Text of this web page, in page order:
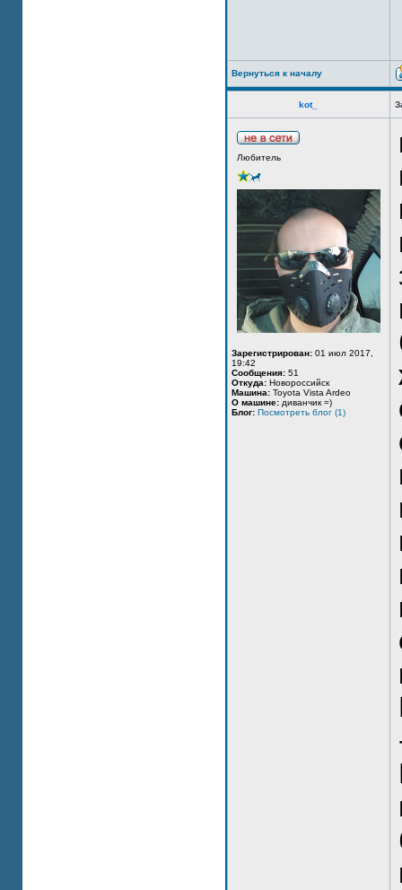
Вернуться к началу
kot_
Любитель
Зарегистрирован: 01 июл 2017,
19:42
Сообщения: 51
Откуда: Новороссийск
Машина: Toyota Vista Ardeo
О машине: диванчик =)
Блог: Посмотреть блог (1)